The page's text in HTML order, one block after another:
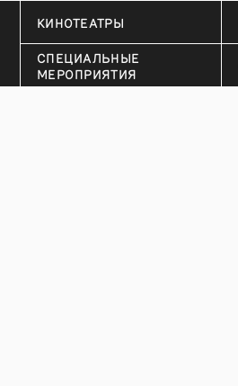
КИНОТЕАТРЫ
СПЕЦИАЛЬНЫЕ
МЕРОПРИЯТИЯ